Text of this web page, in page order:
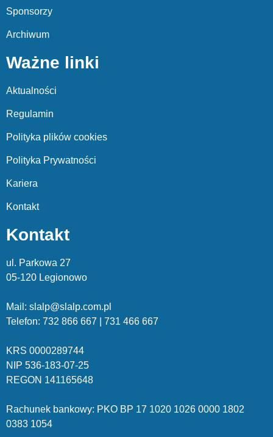
Sponsorzy
Archiwum
Ważne linki
Aktualności
Regulamin
Polityka plików cookies
Polityka Prywatności
Kariera
Kontakt
Kontakt
ul. Parkowa 27
05-120 Legionowo
Mail: slalp@slalp.com.pl
Telefon: 732 866 667 | 731 466 667
KRS 0000289744
NIP 536-183-07-25
REGON 141165648
Rachunek bankowy: PKO BP 17 1020 1026 0000 1802
0383 1054